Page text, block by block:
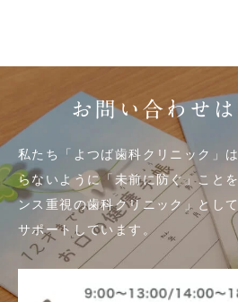
お問い合わせ
私たち「よつば歯科クリニック」
らないように「未前に防ぐ」こと
ンス重視の歯科クリニック」とし
サポートしています。